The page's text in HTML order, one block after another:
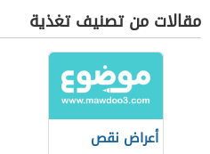
مقالات من تصنيف تغذية
أعراض نقص